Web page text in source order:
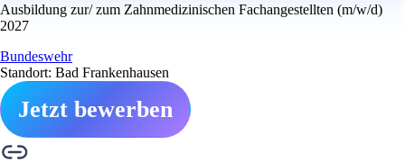
Ausbildung zur/ zum Zahnmedizinischen Fachangestellten (m/w/d)
2027
Bundeswehr
Standort: Bad Frankenhausen
Jetzt bewerben